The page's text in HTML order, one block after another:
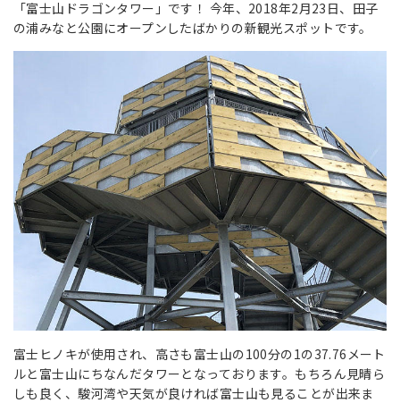
「富士山ドラゴンタワー」です！ 今年、2018年2月23日、田子
の浦みなと公園にオープンしたばかりの新観光スポットです。
富士ヒノキが使用され、高さも富士山の100分の1の37.76メート
ルと富士山にちなんだタワーとなっております。もちろん見晴ら
しも良く、駿河湾や天気が良ければ富士山も見ることが出来ま